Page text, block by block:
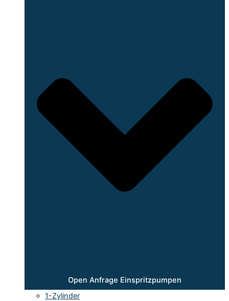
Open Anfrage Einspritzpumpen
1-Zylinder